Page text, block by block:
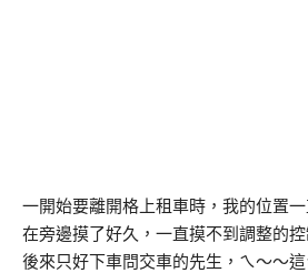
一開始要離開格上租車時，我的位置
在旁邊摸了好久，一直摸不到調整的
後來只好下車問交車的先生，ㄟ～～